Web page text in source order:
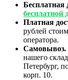
Бесплатная
бесплатной
Платная
рублей
оператора.
Самовывоз.
нашего
Петербург,
корп. 10.